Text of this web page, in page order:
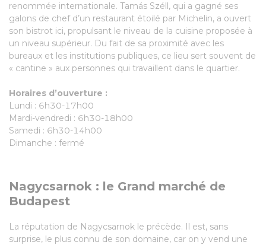
renommée internationale. Tamás Széll, qui a gagné ses
galons de chef d’un restaurant étoilé par Michelin, a ouvert
son bistrot ici, propulsant le niveau de la cuisine proposée à
un niveau supérieur. Du fait de sa proximité avec les
bureaux et les institutions publiques, ce lieu sert souvent de
« cantine » aux personnes qui travaillent dans le quartier.
Horaires d’ouverture :
Lundi : 6h30-17h00
Mardi-vendredi : 6h30-18h00
Samedi : 6h30-14h00
Dimanche : fermé
Nagycsarnok : le Grand marché de
Budapest
La réputation de Nagycsarnok le précède. Il est, sans
surprise, le plus connu de son domaine, car on y vend une